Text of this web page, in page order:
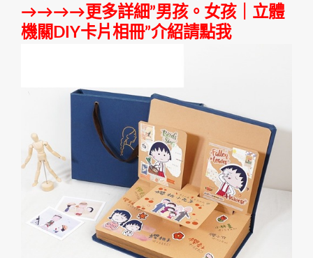
→→→→更多詳細”男孩。女孩｜立體
機關DIY卡片相冊”介紹請點我